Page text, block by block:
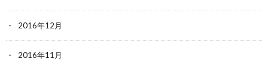
2016年12月
2016年11月